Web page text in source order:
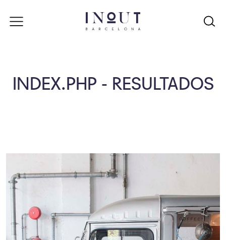
INDEX.PHP - RESULTADOS